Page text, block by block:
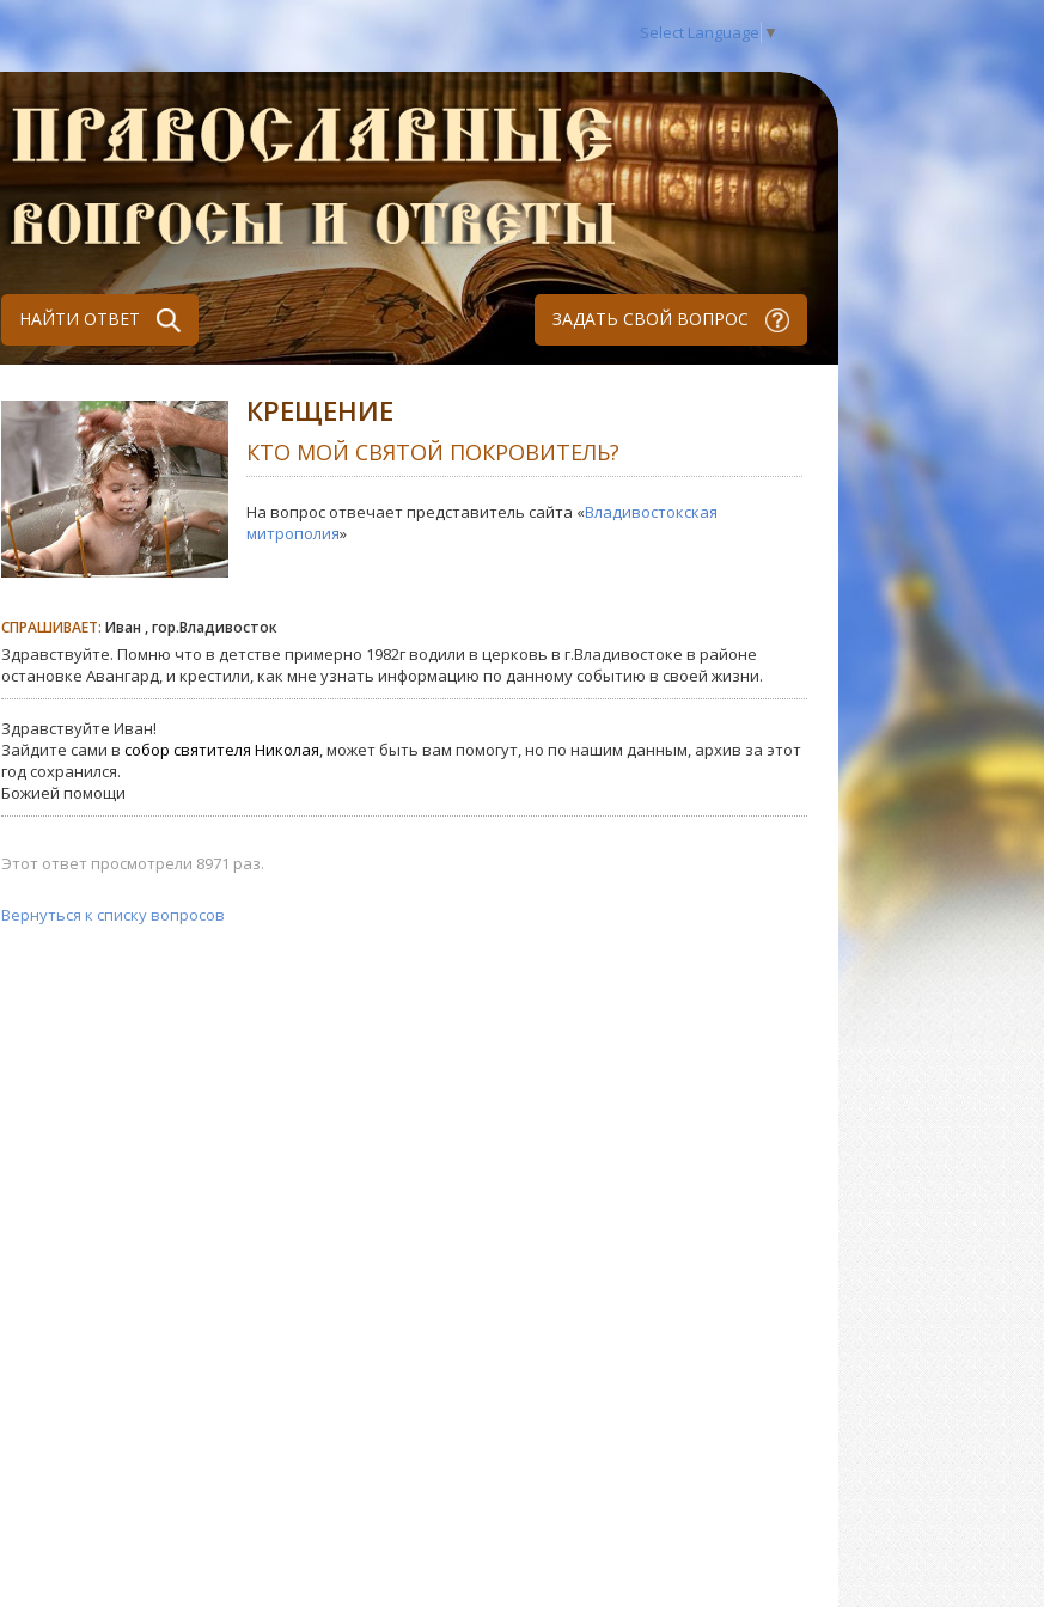
Select Language ▼
НАЙТИ ОТВЕТ ЗАДАТЬ СВОЙ ВОПРОС
КРЕЩЕНИЕ
КТО МОЙ СВЯТОЙ ПОКРОВИТЕЛЬ?
На вопрос отвечает представитель сайта «Владивостокская
митрополия»
СПРАШИВАЕТ: Иван , гор.Владивосток
Здравствуйте. Помню что в детстве примерно 1982г водили в церковь в г.Владивостоке в районе
остановке Авангард, и крестили, как мне узнать информацию по данному событию в своей жизни.
Здравствуйте Иван!
Зайдите сами в собор святителя Николая, может быть вам помогут, но по нашим данным, архив за этот
год сохранился.
Божией помощи
Этот ответ просмотрели 8971 раз.
Вернуться к списку вопросов